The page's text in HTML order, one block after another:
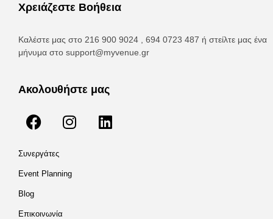
Χρειάζεστε Βοήθεια
Καλέστε μας στο 216 900 9024 , 694 0723 487 ή στείλτε μας ένα
μήνυμα στο support@myvenue.gr
Ακολουθήστε μας
Συνεργάτες
Event Planning
Blog
Επικοινωνία